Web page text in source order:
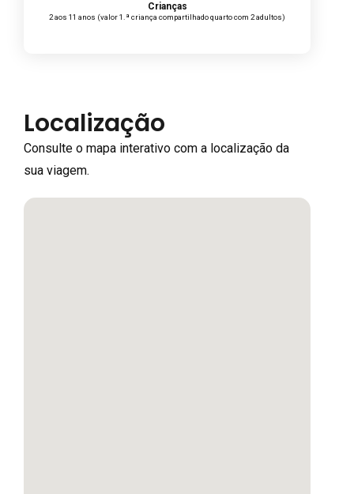
Crianças
2 aos 11 anos (valor 1.ª criança compartilhado quarto com 2 adultos)
Localização
Consulte o mapa interativo com a localização da
sua viagem.